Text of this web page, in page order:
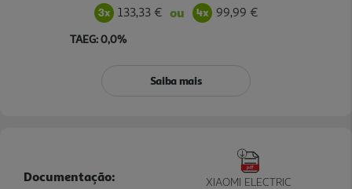
133,33 € ou 99,99 €
TAEG: 0,0%
Saiba mais
Documentação:
XIAOMI ELECTRIC